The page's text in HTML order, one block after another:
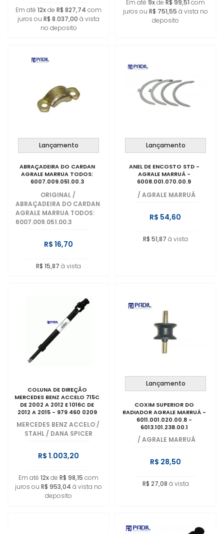
Em até 12xde R$ 827,74 com
juros ou R$ 8.037,00 à vista
no deposito
Em até 9xde R$ 99,51 com
juros ou R$ 751,55 à vista no
deposito
Lançamento
ABRAÇADEIRA DO CARDAN
AGRALE MARRUA TODOS:
6007.009.051.00.3
ORIGINAL /
ABRAÇADEIRA DO CARDAN
AGRALE MARRUA TODOS:
6007.009.051.00.3
R$ 16,70
R$ 15,87 à vista
Lançamento
ANEL DE ENCOSTO STD -
AGRALE MARRUÁ -
6008.001.070.00.9
/ AGRALE MARRUÁ
R$ 54,60
R$ 51,87 à vista
COLUNA DE DIREÇÃO
MERCEDES BENZ ACCELO 715C
DE 2002 A 2012 E 1016C DE
2012 A 2015 - 979 460 0209
MERCEDES BENZ ACCELO /
STAHL / DANA SPICER
R$ 1.003,20
Em até 12xde R$ 98,15 com
juros ou R$ 953,04 à vista no
deposito
Lançamento
COXIM SUPERIOR DO
RADIADOR AGRALE MARRUÁ -
6011.001.020.00.8 -
6013.101.238.00.1
/ AGRALE MARRUÁ
R$ 28,50
R$ 27,08 à vista